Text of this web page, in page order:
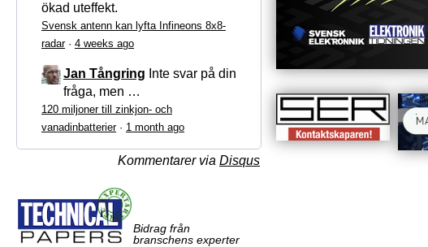
ökad uteffekt.
Svensk antenn kan lyfta Infineons 8x8-
radar· 4 weeks ago
Jan Tångring Inte svar på din
fråga, men …
120 miljoner till zinkjon- och
vanadinbatterier· 1 month ago
Kommentarer via Disqus
Bidrag från
branschens experter